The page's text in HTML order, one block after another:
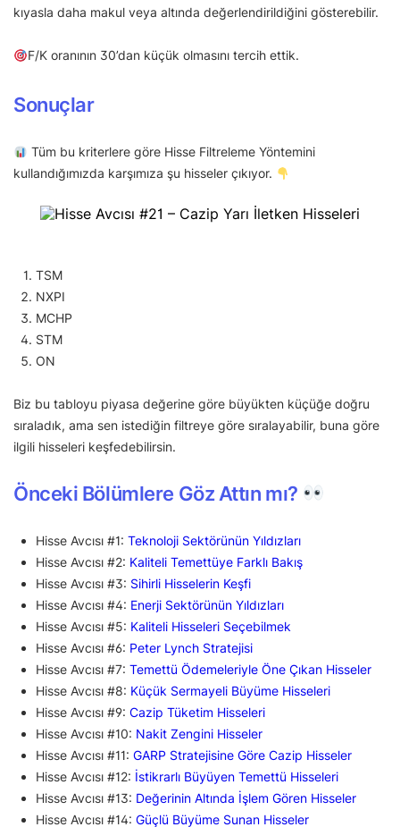
kıyasla daha makul veya altında değerlendirildiğini gösterebilir.
F/K oranının 30’dan küçük olmasını tercih ettik.
Sonuçlar
Tüm bu kriterlere göre Hisse Filtreleme Yöntemini
kullandığımızda karşımıza şu hisseler çıkıyor.
TSM
NXPI
MCHP
STM
ON
Biz bu tabloyu piyasa değerine göre büyükten küçüğe doğru
sıraladık, ama sen istediğin filtreye göre sıralayabilir, buna göre
ilgili hisseleri keşfedebilirsin.
Önceki Bölümlere Göz Attın mı?
Hisse Avcısı #1: Teknoloji Sektörünün Yıldızları
Hisse Avcısı #2: Kaliteli Temettüye Farklı Bakış
Hisse Avcısı #3: Sihirli Hisselerin Keşfi
Hisse Avcısı #4: Enerji Sektörünün Yıldızları
Hisse Avcısı #5: Kaliteli Hisseleri Seçebilmek
Hisse Avcısı #6: Peter Lynch Stratejisi
Hisse Avcısı #7: Temettü Ödemeleriyle Öne Çıkan Hisseler
Hisse Avcısı #8: Küçük Sermayeli Büyüme Hisseleri
Hisse Avcısı #9: Cazip Tüketim Hisseleri
Hisse Avcısı #10: Nakit Zengini Hisseler
Hisse Avcısı #11: GARP Stratejisine Göre Cazip Hisseler
Hisse Avcısı #12: İstikrarlı Büyüyen Temettü Hisseleri
Hisse Avcısı #13: Değerinin Altında İşlem Gören Hisseler
Hisse Avcısı #14: Güçlü Büyüme Sunan Hisseler